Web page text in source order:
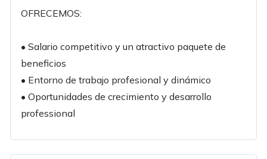
OFRECEMOS:
• Salario competitivo y un atractivo paquete de
beneficios
• Entorno de trabajo profesional y dinámico
• Oportunidades de crecimiento y desarrollo
professional